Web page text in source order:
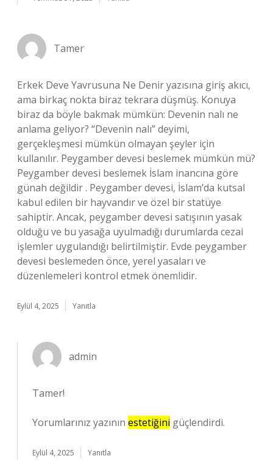
Tamer
Erkek Deve Yavrusuna Ne Denir yazısına giriş akıcı,
ama birkaç nokta biraz tekrara düşmüş. Konuya
biraz da böyle bakmak mümkün: Devenin nalı ne
anlama geliyor? “Devenin nalı” deyimi,
gerçekleşmesi mümkün olmayan şeyler için
kullanılır. Peygamber devesi beslemek mümkün mü?
Peygamber devesi beslemek İslam inancına göre
günah değildir . Peygamber devesi, İslam’da kutsal
kabul edilen bir hayvandır ve özel bir statüye
sahiptir. Ancak, peygamber devesi satışının yasak
olduğu ve bu yasağa uyulmadığı durumlarda cezai
işlemler uygulandığı belirtilmiştir. Evde peygamber
devesi beslemeden önce, yerel yasaları ve
düzenlemeleri kontrol etmek önemlidir.
Eylül 4, 2025 Yanıtla
admin
Tamer!
Yorumlarınız yazının estetiğini güçlendirdi.
Eylül 4, 2025 Yanıtla